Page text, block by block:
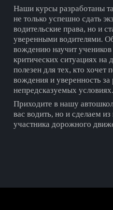
Наши курсы разработаны
не только успешно сдать
водительские права, но и
уверенными водителями.
вождению научит учеников
критических ситуациях на
полезен для тех, кто хочет
вождения и уверенность
непредсказуемых условиях.
Приходите в нашу
вас водить, но и сделаем из
участника дорожного